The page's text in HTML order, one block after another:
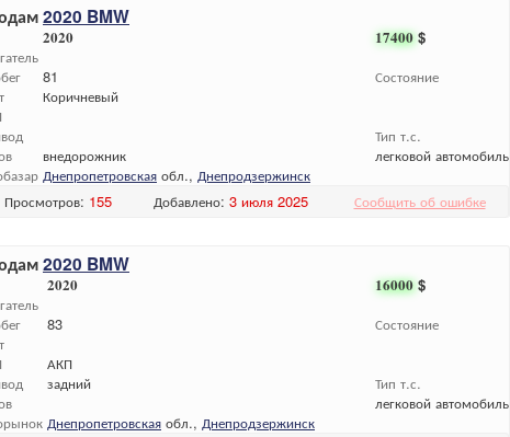
2020 BMW
17400 $
Состояние
Тип т.с.
легковой автомобиль
2020
81
Коричневый
внедорожник
Днепропетровская обл., Днепродзержинск
Просмотров: 155 Добавлено: 3 июля 2025 Сообщить об ошибке
2020 BMW
16000 $
Состояние
Тип т.с.
легковой автомобиль
2020
83
АКП
задний
Днепропетровская обл., Днепродзержинск